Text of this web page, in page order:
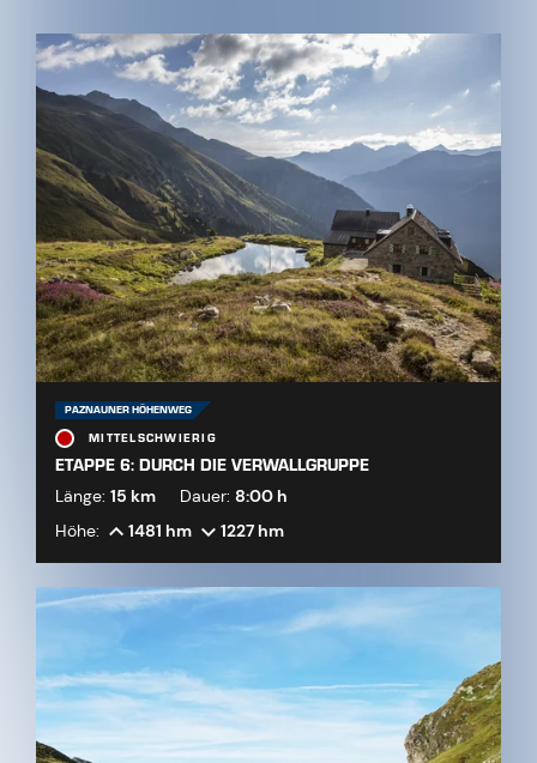
PAZNAUNER HÖHENWEG
MITTELSCHWIERIG
ETAPPE 6: DURCH DIE VERWALLGRUPPE
Länge: 15 km Dauer: 8:00 h
Höhe:
1481 hm 1227 hm